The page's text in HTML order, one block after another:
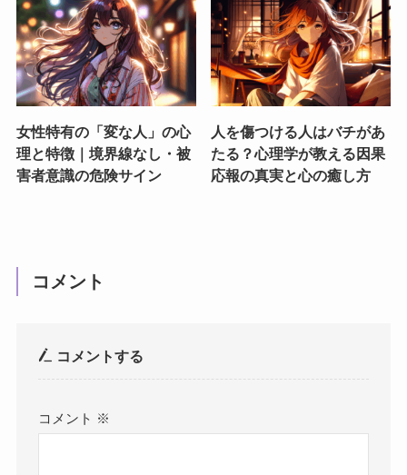
女性特有の「変な人」の心
理と特徴｜境界線なし・被
害者意識の危険サイン
人を傷つける人はバチがあ
たる？心理学が教える因果
応報の真実と心の癒し方
コメント
コメントする
コメント ※